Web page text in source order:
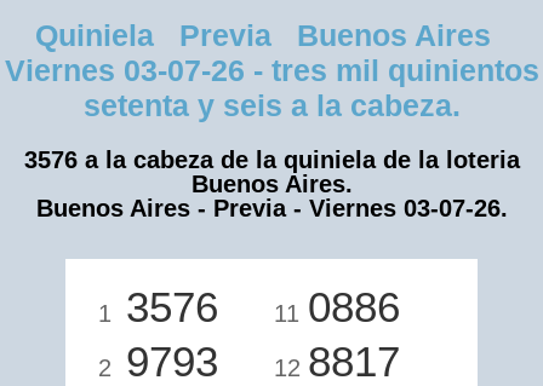
Quiniela Previa Buenos Aires
Viernes 03-07-26 - tres mil quinientos
setenta y seis a la cabeza.
3576 a la cabeza de la quiniela de la loteria
Buenos Aires.
Buenos Aires - Previa - Viernes 03-07-26.
1 3576
2 9793
11 0886
12 8817